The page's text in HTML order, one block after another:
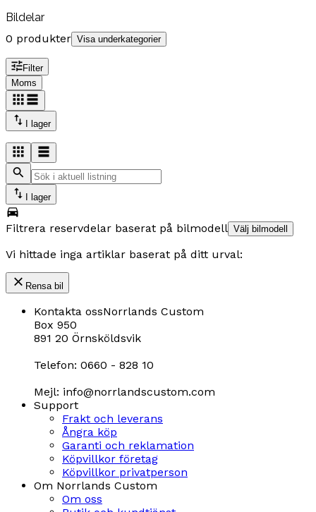
Bildelar
0 produkter Visa underkategorier
Filter
Moms
I lager
I lager
Filtrera reservdelar baserat på bilmodell Välj bilmodell
Vi hittade inga artiklar baserat på ditt urval:
Rensa bil
Kontakta ossNorrlands Custom
Box 950
891 20 Örnsköldsvik
Telefon: 0660 - 828 10
Mejl: info@norrlandscustom.com
Support
Frakt och leverans
Ångra köp
Garanti och reklamation
Köpvillkor företag
Köpvillkor privatperson
Om Norrlands Custom
Om oss